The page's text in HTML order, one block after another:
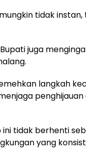
tidak
juga
langkah
penghijauan
ini tidak berhenti
yang